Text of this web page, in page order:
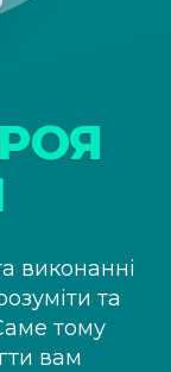
виконанні
та
тому
вам